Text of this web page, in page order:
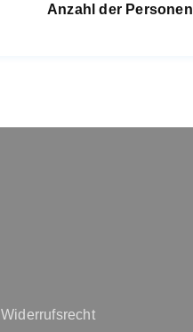
Anzahl der Personen
Widerrufsrecht